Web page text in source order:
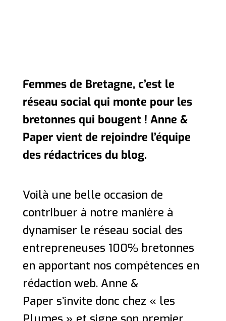
Femmes de Bretagne, c’est le
réseau social qui monte pour les
bretonnes qui bougent ! Anne &
Paper vient de rejoindre l’équipe
des rédactrices du blog.
Voilà une belle occasion de
contribuer à notre manière à
dynamiser le réseau social des
entrepreneuses 100% bretonnes
en apportant nos compétences en
rédaction web. Anne &
Paper s’invite donc chez « les